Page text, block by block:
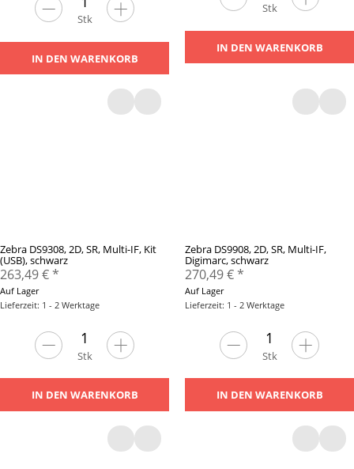
Stk
IN DEN WARENKORB
Stk
IN DEN WARENKORB
Zebra DS9308, 2D, SR, Multi-IF, Kit
(USB), schwarz
263,49 €*
Auf Lager
Lieferzeit: 1 - 2 Werktage
Stk
IN DEN WARENKORB
Zebra DS9908, 2D, SR, Multi-IF,
Digimarc, schwarz
270,49 €*
Auf Lager
Lieferzeit: 1 - 2 Werktage
Stk
IN DEN WARENKORB